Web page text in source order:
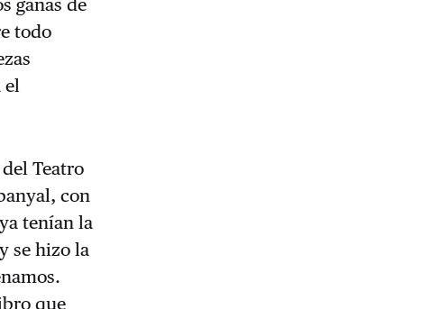
ganas de
todo
el
Teatro
con
tenían la
se hizo la
que